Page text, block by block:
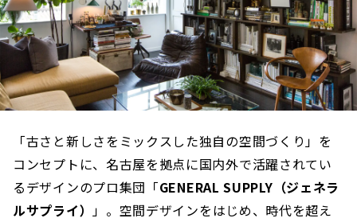
「古さと新しさをミックスした独自の空間づくり」を
コンセプトに、名古屋を拠点に国内外で活躍されてい
るデザインのプロ集団「GENERAL SUPPLY（ジェネラ
ルサプライ）
」。空間デザインをはじめ、時代を超え